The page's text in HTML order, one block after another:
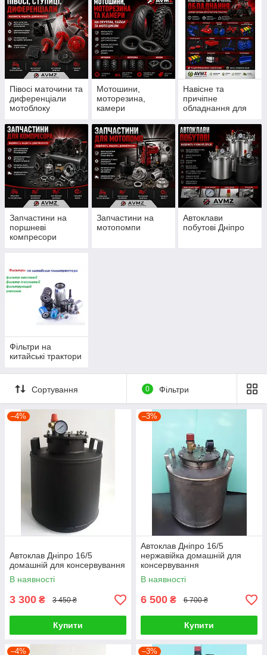
Півосі маточини та
диференціали
мотоблоку
Мотошини,
моторезина,
камери
Навісне та
причіпне
обладнання для
Запчастини на
поршневі
компресори
Запчастини на
мотопомпи
Автоклави
побутові Дніпро
Фільтри на
китайські трактори
Сортування 0 Фільтри
–4%
Автоклав Дніпро 16/5
домашній для консервування
В наявності
3 300 ₴ 3 450 ₴
Купити
–3%
Автоклав Дніпро 16/5
нержавійка домашній для
консервування
В наявності
6 500 ₴ 6 700 ₴
Купити
–4% –3%